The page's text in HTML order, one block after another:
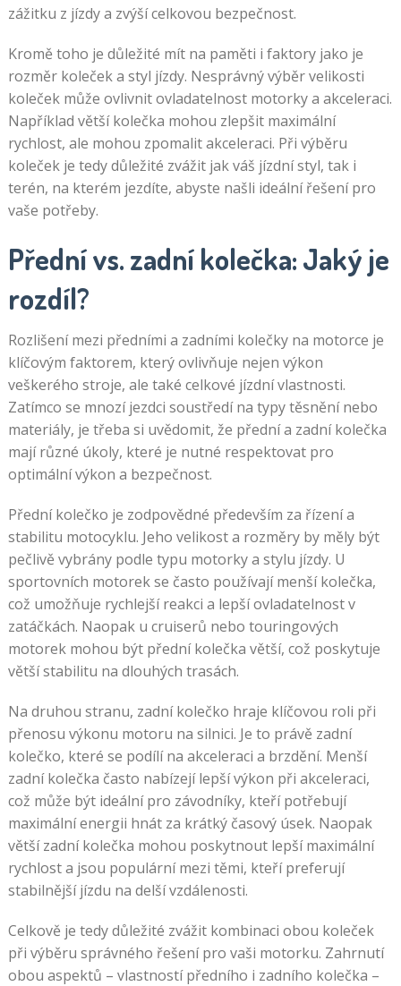
zážitku z jízdy a zvýší celkovou bezpečnost.
Kromě toho je důležité mít na paměti i faktory jako je
rozměr koleček a styl jízdy. Nesprávný výběr velikosti
koleček může ovlivnit ovladatelnost motorky a akceleraci.
Například větší kolečka mohou zlepšit maximální
rychlost, ale mohou zpomalit akceleraci. Při výběru
koleček je tedy důležité zvážit jak váš jízdní styl, tak i
terén, na kterém jezdíte, abyste našli ideální řešení pro
vaše potřeby.
Přední vs. zadní kolečka: Jaký je
rozdíl?
Rozlišení mezi předními a zadními kolečky na motorce je
klíčovým faktorem, který ovlivňuje nejen výkon
veškerého stroje, ale také celkové jízdní vlastnosti.
Zatímco se mnozí jezdci soustředí na typy těsnění nebo
materiály, je třeba si uvědomit, že přední a zadní kolečka
mají různé úkoly, které je nutné respektovat pro
optimální výkon a bezpečnost.
Přední kolečko je zodpovědné především za řízení a
stabilitu motocyklu. Jeho velikost a rozměry by měly být
pečlivě vybrány podle typu motorky a stylu jízdy. U
sportovních motorek se často používají menší kolečka,
což umožňuje rychlejší reakci a lepší ovladatelnost v
zatáčkách. Naopak u cruiserů nebo touringových
motorek mohou být přední kolečka větší, což poskytuje
větší stabilitu na dlouhých trasách.
Na druhou stranu, zadní kolečko hraje klíčovou roli při
přenosu výkonu motoru na silnici. Je to právě zadní
kolečko, které se podílí na akceleraci a brzdění. Menší
zadní kolečka často nabízejí lepší výkon při akceleraci,
což může být ideální pro závodníky, kteří potřebují
maximální energii hnát za krátký časový úsek. Naopak
větší zadní kolečka mohou poskytnout lepší maximální
rychlost a jsou populární mezi těmi, kteří preferují
stabilnější jízdu na delší vzdálenosti.
Celkově je tedy důležité zvážit kombinaci obou koleček
při výběru správného řešení pro vaši motorku. Zahrnutí
obou aspektů – vlastností předního i zadního kolečka –